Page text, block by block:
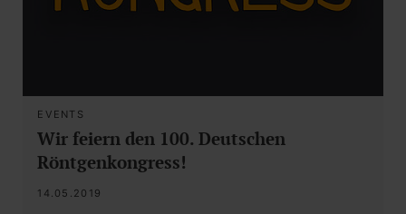
EVENTS
Wir feiern den 100. Deutschen
Röntgenkongress!
14.05.2019